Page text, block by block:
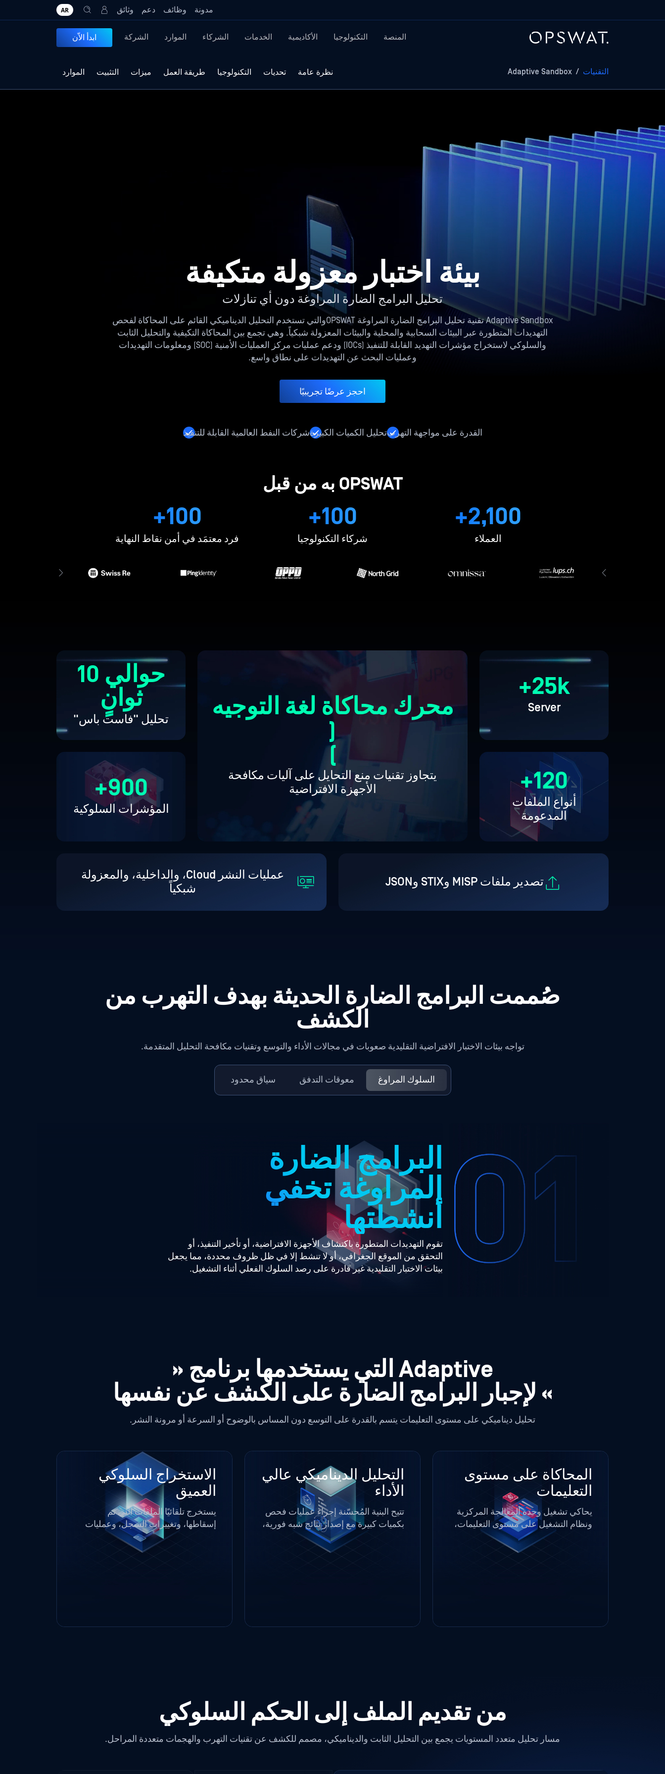
مدونة وظائف دعم وثائق AR
المنصة التكنولوجيا الأكاديمية الخدمات الشركاء الموارد الشركة ابدأ الاّن
التقنيات /
Adaptive Sandbox نظرة عامة تحديات التكنولوجيا طريقة العمل ميزات التثبيت الموارد
بيئة اختبار معزولة متكيفة
تحليل البرامج الضارة المراوغة دون أي تنازلات
Adaptive Sandbox تقنية تحليل البرامج الضارة المراوغة OPSWATوالتي تستخدم التحليل الديناميكي القائم على المحاكاة لفحص
التهديدات المتطورة عبر البيئات السحابية والمحلية والبيئات المعزولة شبكياً. وهي تجمع بين المحاكاة التكيفية والتحليل الثابت
والسلوكي لاستخراج مؤشرات التهديد القابلة للتنفيذ (IOCs) ودعم عمليات مركز العمليات الأمنية (SOC) ومعلومات التهديدات
وعمليات البحث عن التهديدات على نطاق واسع.
احجز عرضًا تجريبيًا
القدرة على مواجهة التهربتحليل الكميات الكبيرةشركات النفط العالمية القابلة للتنفيذ
OPSWAT به من قبل
2,100+
العملاء
100+
شركاء التكنولوجيا
100+
فرد معتمَد في أمن نقاط النهاية
محرك محاكاة لغة التوجيه
(
)
يتجاوز تقنيات منع التحايل على آليات مكافحة
الأجهزة الافتراضية
25k+
Server
120+
أنواع الملفات
المدعومة
حوالي 10
ثوانٍ
تحليل "فاست باس"
900+
المؤشرات السلوكية
تصدير ملفات MISP وSTIX وJSON
عمليات النشر Cloud، والداخلية، والمعزولة
شبكياً
صُممت البرامج الضارة الحديثة بهدف التهرب من
الكشف
تواجه بيئات الاختبار الافتراضية التقليدية صعوبات في مجالات الأداء والتوسع وتقنيات مكافحة التحليل المتقدمة.
السلوك المراوغ معوقات التدفق سياق محدود
البرامج الضارة
المراوغة تخفي
أنشطتها
تقوم التهديدات المتطورة باكتشاف الأجهزة الافتراضية، أو تأخير التنفيذ، أو
التحقق من الموقع الجغرافي، أو لا تنشط إلا في ظل ظروف محددة، مما يجعل
بيئات الاختبار التقليدية غير قادرة على رصد السلوك الفعلي أثناء التشغيل.
Adaptive التي يستخدمها برنامج «
» لإجبار البرامج الضارة على الكشف عن نفسها
تحليل ديناميكي على مستوى التعليمات يتسم بالقدرة على التوسع دون المساس بالوضوح أو السرعة أو مرونة النشر.
المحاكاة على مستوى
التعليمات
يحاكي تشغيل وحدة المعالجة المركزية
ونظام التشغيل على مستوى التعليمات،
متجاوزًا الحيل المضادة للآلات الافتراضية
ومُجبرًا البرامج الضارة المُراوغة على
التحليل الديناميكي عالي
الأداء
تتيح البنية المُحسّنة إجراء عمليات فحص
بكميات كبيرة مع إصدار نتائج شبه فورية،
مما يدعم عمليات الفحص الشامل،
وتصنيف الحوادث في مركز العمليات
الاستخراج السلوكي
العميق
يستخرج تلقائيًا الملفات التي تم
إسقاطها، وتغييرات السجل، وعمليات
الاستدعاء عبر الشبكة، وملفات التكوين،
من تقديم الملف إلى الحكم السلوكي
مسار تحليل متعدد المستويات يجمع بين التحليل الثابت والديناميكي، مصمم للكشف عن تقنيات التهرب والهجمات متعددة المراحل.